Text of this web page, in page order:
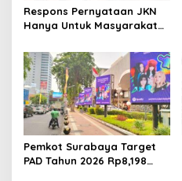
Respons Pernyataan JKN
Hanya Untuk Masyarakat
Bukti Tidak Paham
Konstitusi
Pemkot Surabaya Target
PAD Tahun 2026 Rp8,198